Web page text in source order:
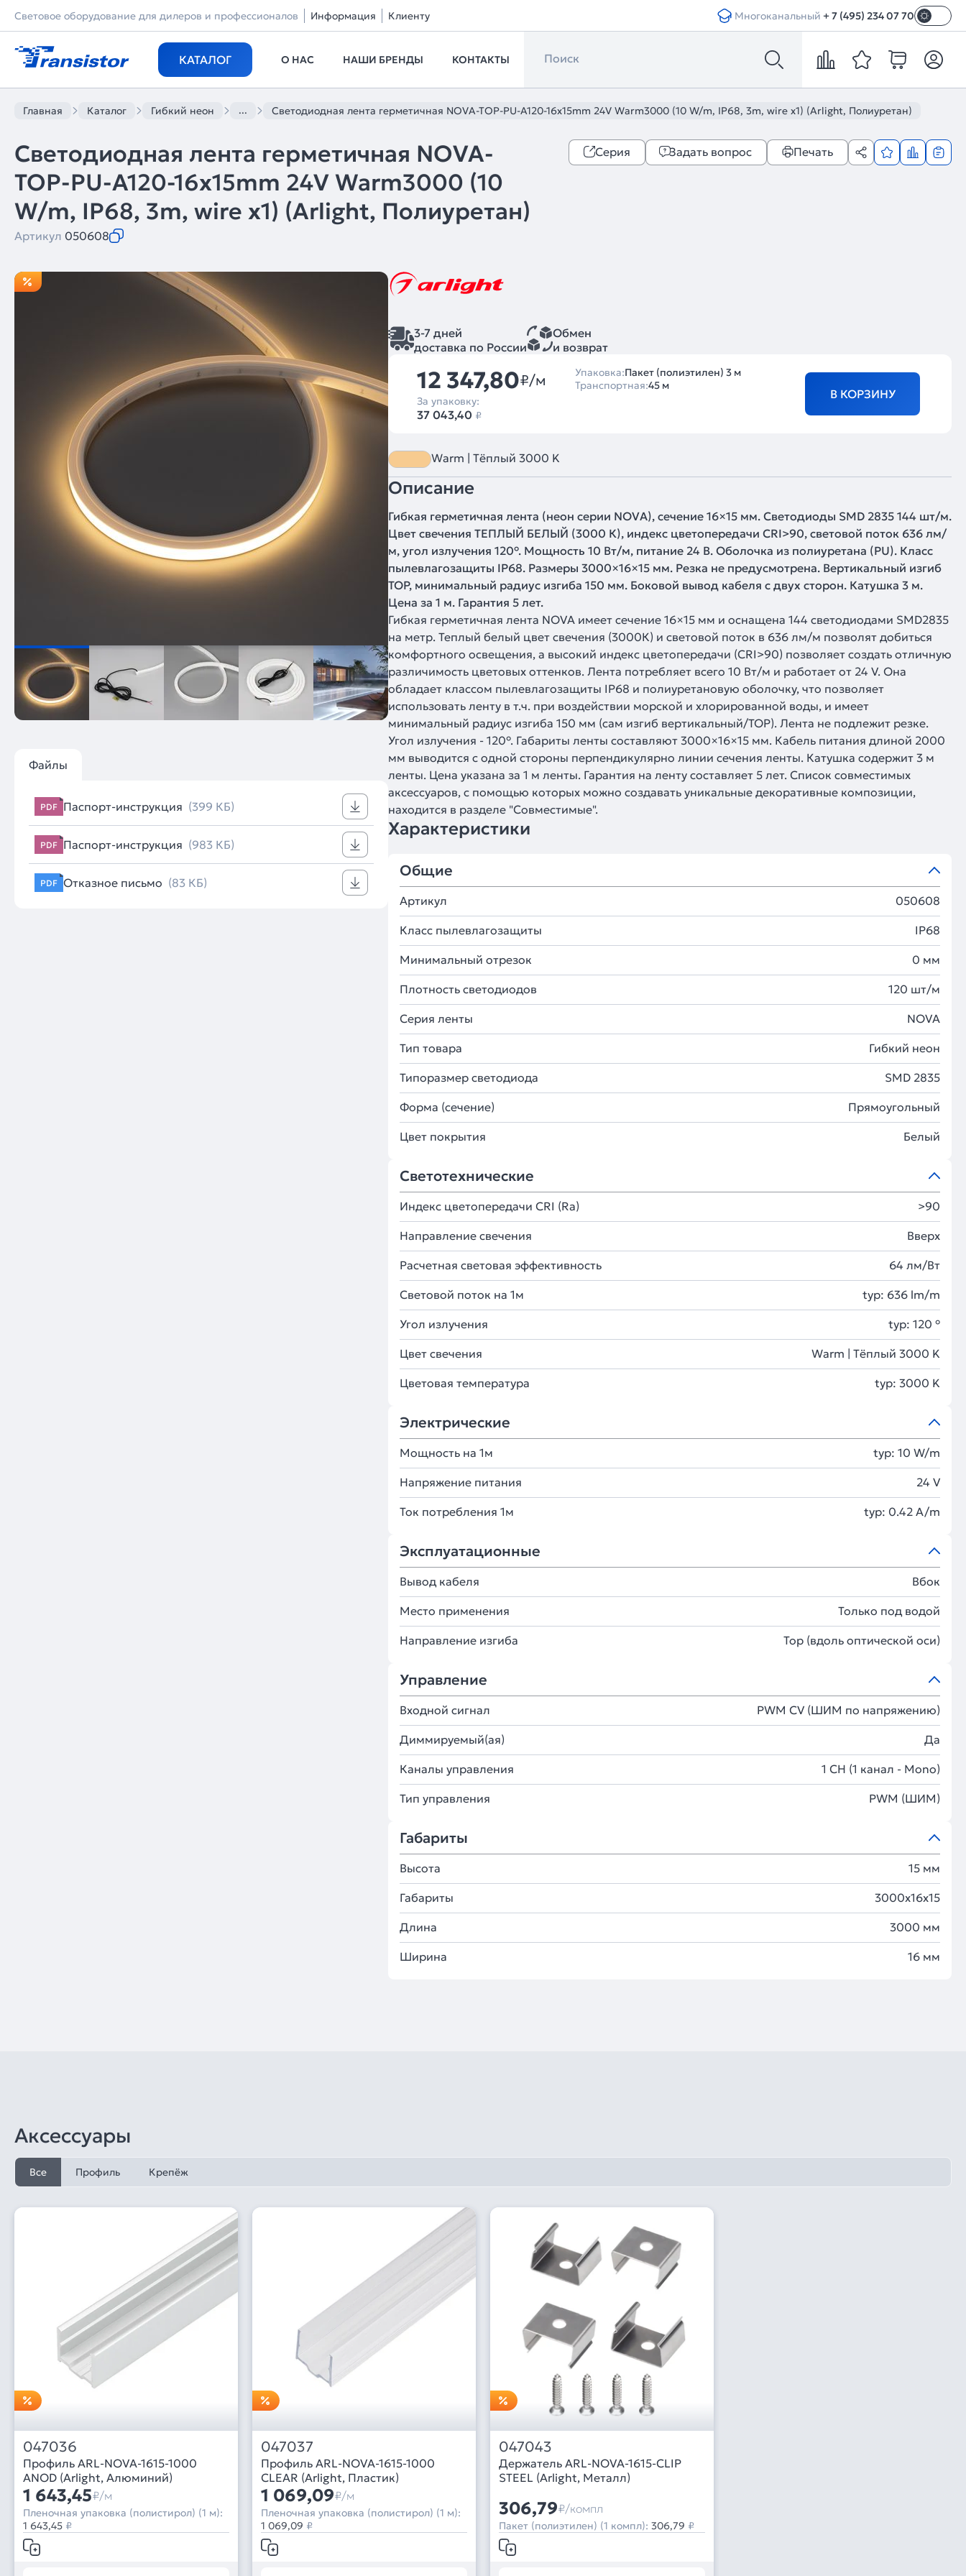
Световое оборудование для дилеров и профессионалов Информация Клиенту Многоканальный + 7 (495) 234 07 70
КАТАЛОГ О НАС НАШИ БРЕНДЫ КОНТАКТЫ
Главная Каталог Гибкий неон ... Светодиодная лента герметичная NOVA-TOP-PU-A120-16x15mm 24V Warm3000 (10 W/m, IP68, 3m, wire x1) (Arlight, Полиуретан)
Светодиодная лента герметичная NOVA-
TOP-PU-A120-16x15mm 24V Warm3000 (10
W/m, IP68, 3m, wire x1) (Arlight, Полиуретан)
Артикул 050608
Серия Задать вопрос Печать
Файлы
PDF Паспорт-инструкция (399 КБ)
PDF Паспорт-инструкция (983 КБ)
PDF Отказное письмо (83 КБ)
3-7 дней
доставка по России
Обмен
и возврат
12 347,80₽/м
За упаковку:
37 043,40 ₽
Упаковка:Пакет (полиэтилен) 3 м
Транспортная:45 м
В КОРЗИНУ
Warm | Тёплый 3000 K
Описание
Гибкая герметичная лента (неон серии NOVA), сечение 16×15 мм. Светодиоды SMD 2835 144 шт/м.
Цвет свечения ТЕПЛЫЙ БЕЛЫЙ (3000 К), индекс цветопередачи CRI>90, световой поток 636 лм/
м, угол излучения 120°. Мощность 10 Вт/м, питание 24 В. Оболочка из полиуретана (PU). Класс
пылевлагозащиты IP68. Размеры 3000×16×15 мм. Резка не предусмотрена. Вертикальный изгиб
TOP, минимальный радиус изгиба 150 мм. Боковой вывод кабеля с двух сторон. Катушка 3 м.
Цена за 1 м. Гарантия 5 лет.
Гибкая герметичная лента NOVA имеет сечение 16×15 мм и оснащена 144 светодиодами SMD2835
на метр. Теплый белый цвет свечения (3000К) и световой поток в 636 лм/м позволят добиться
комфортного освещения, а высокий индекс цветопередачи (CRI>90) позволяет создать отличную
различимость цветовых оттенков. Лента потребляет всего 10 Вт/м и работает от 24 V. Она
обладает классом пылевлагозащиты IP68 и полиуретановую оболочку, что позволяет
использовать ленту в т.ч. при воздействии морской и хлорированной воды, и имеет
минимальный радиус изгиба 150 мм (сам изгиб вертикальный/TOP). Лента не подлежит резке.
Угол излучения - 120°. Габариты ленты составляют 3000×16×15 мм. Кабель питания длиной 2000
мм выводится с одной стороны перпендикулярно линии сечения ленты. Катушка содержит 3 м
ленты. Цена указана за 1 м ленты. Гарантия на ленту составляет 5 лет. Список совместимых
аксессуаров, с помощью которых можно создавать уникальные декоративные композиции,
находится в разделе "Совместимые".
Характеристики
Общие
Артикул 050608
Класс пылевлагозащиты IP68
Минимальный отрезок 0 мм
Плотность светодиодов 120 шт/м
Серия ленты NOVA
Тип товара Гибкий неон
Типоразмер светодиода SMD 2835
Форма (сечение) Прямоугольный
Цвет покрытия Белый
Светотехнические
Индекс цветопередачи CRI (Ra) >90
Направление свечения Вверх
Расчетная световая эффективность 64 лм/Вт
Световой поток на 1м typ: 636 lm/m
Угол излучения typ: 120 °
Цвет свечения Warm | Тёплый 3000 K
Цветовая температура typ: 3000 K
Электрические
Мощность на 1м typ: 10 W/m
Напряжение питания 24 V
Ток потребления 1м typ: 0.42 A/m
Эксплуатационные
Вывод кабеля Вбок
Место применения Только под водой
Направление изгиба Top (вдоль оптической оси)
Управление
Входной сигнал PWM СV (ШИМ по напряжению)
Диммируемый(ая) Да
Каналы управления 1 CH (1 канал - Mono)
Тип управления PWM (ШИМ)
Габариты
Высота 15 мм
Габариты 3000x16x15
Длина 3000 мм
Ширина 16 мм
Аксессуары
Все Профиль Крепёж
047036
Профиль ARL-NOVA-1615-1000
ANOD (Arlight, Алюминий)
1 643,45₽/м
Пленочная упаковка (полистирол) (1 м):
1 643,45 ₽
047037
Профиль ARL-NOVA-1615-1000
CLEAR (Arlight, Пластик)
1 069,09₽/м
Пленочная упаковка (полистирол) (1 м):
1 069,09 ₽
047043
Держатель ARL-NOVA-1615-CLIP
STEEL (Arlight, Металл)
306,79₽/компл
Пакет (полиэтилен) (1 компл): 306,79 ₽